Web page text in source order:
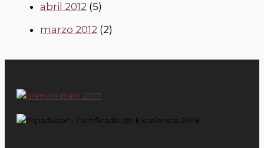
abril 2012 (5)
marzo 2012 (2)